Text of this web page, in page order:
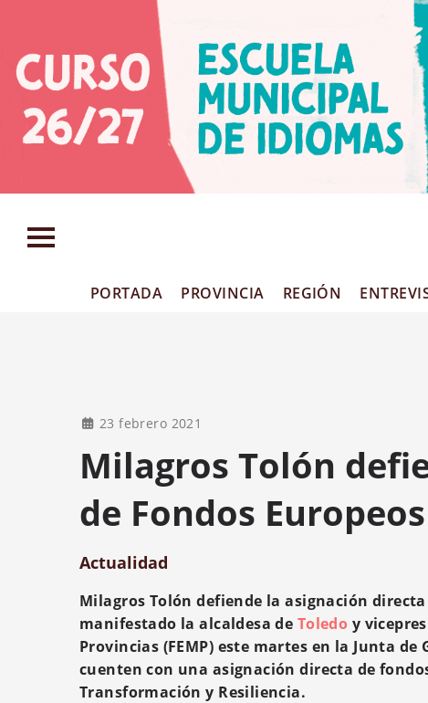
PORTADA PROVINCIA REGIÓN
23 febrero 2021
Milagros Tolón
de Fondos
Actualidad
Milagros Tolón defiende la asignación
manifestado la alcaldesa de Toledo y
Provincias (FEMP) este martes en la Junta
cuenten con una asignación directa de
Transformación y Resiliencia.